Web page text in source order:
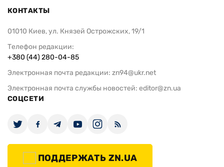
КОНТАКТЫ
01010 Киев, ул. Князей Острожских, 19/1
Телефон редакции:
+380 (44) 280-04-85
Электронная почта редакции: zn94@ukr.net
Электронная почта службы новостей: editor@zn.ua
СОЦСЕТИ
ПОДДЕРЖАТЬ ZN.UA